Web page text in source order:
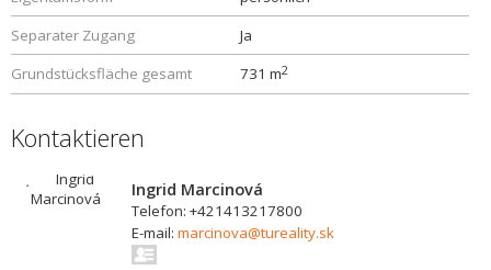
Separater Zugang
Ja
Grundstücksfläche gesamt
731 m2
Kontaktieren
Ingrid Marcinová
Telefon: +421413217800
E-mail: marcinova@tureality.sk